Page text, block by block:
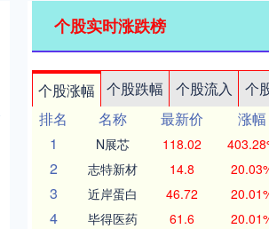
个股实时涨跌榜
个股涨幅 个股跌幅 个股流入 个
排名
名称 最新价 涨幅
1
N展芯 118.02
2 志特新材 14.8
3 近岸蛋白 46.72
4 毕得医药 61.6